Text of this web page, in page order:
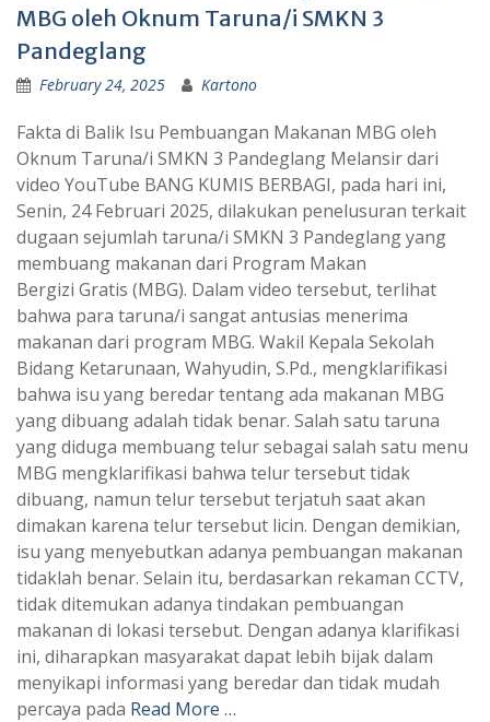
MBG oleh Oknum Taruna/i SMKN 3
Pandeglang
February 24, 2025 Kartono
Fakta di Balik Isu Pembuangan Makanan MBG oleh
Oknum Taruna/i SMKN 3 Pandeglang Melansir dari
video YouTube BANG KUMIS BERBAGI, pada hari ini,
Senin, 24 Februari 2025, dilakukan penelusuran terkait
dugaan sejumlah taruna/i SMKN 3 Pandeglang yang
membuang makanan dari Program Makan
Bergizi Gratis (MBG). Dalam video tersebut, terlihat
bahwa para taruna/i sangat antusias menerima
makanan dari program MBG. Wakil Kepala Sekolah
Bidang Ketarunaan, Wahyudin, S.Pd., mengklarifikasi
bahwa isu yang beredar tentang ada makanan MBG
yang dibuang adalah tidak benar. Salah satu taruna
yang diduga membuang telur sebagai salah satu menu
MBG mengklarifikasi bahwa telur tersebut tidak
dibuang, namun telur tersebut terjatuh saat akan
dimakan karena telur tersebut licin. Dengan demikian,
isu yang menyebutkan adanya pembuangan makanan
tidaklah benar. Selain itu, berdasarkan rekaman CCTV,
tidak ditemukan adanya tindakan pembuangan
makanan di lokasi tersebut. Dengan adanya klarifikasi
ini, diharapkan masyarakat dapat lebih bijak dalam
menyikapi informasi yang beredar dan tidak mudah
percaya pada Read More …